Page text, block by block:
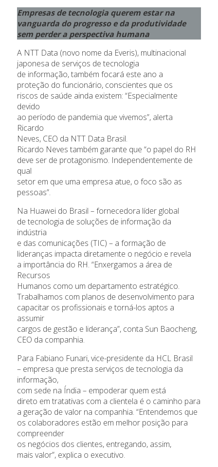
Empresas de tecnologia querem estar na
vanguarda do progresso e da produtividade
sem perder a perspectiva humana
A NTT Data (novo nome da Everis), multinacional
japonesa de serviços de tecnologia
de informação, também focará este ano a
proteção do funcionário, conscientes que os
riscos de saúde ainda existem: “Especialmente
devido
ao período de pandemia que vivemos”, alerta
Ricardo
Neves, CEO da NTT Data Brasil.
Ricardo Neves também garante que “o papel do RH
deve ser de protagonismo. Independentemente de
qual
setor em que uma empresa atue, o foco são as
pessoas”.
Na Huawei do Brasil – fornecedora líder global
de tecnologia de soluções de informação da
indústria
e das comunicações (TIC) – a formação de
lideranças impacta diretamente o negócio e revela
a importância do RH. “Enxergamos a área de
Recursos
Humanos como um departamento estratégico.
Trabalhamos com planos de desenvolvimento para
capacitar os profissionais e torná-los aptos a
assumir
cargos de gestão e liderança”, conta Sun Baocheng,
CEO da companhia.
Para Fabiano Funari, vice-presidente da HCL Brasil
– empresa que presta serviços de tecnologia da
informação,
com sede na Índia – empoderar quem está
direto em tratativas com a clientela é o caminho para
a geração de valor na companhia. “Entendemos que
os colaboradores estão em melhor posição para
compreender
os negócios dos clientes, entregando, assim,
mais valor”, explica o executivo.